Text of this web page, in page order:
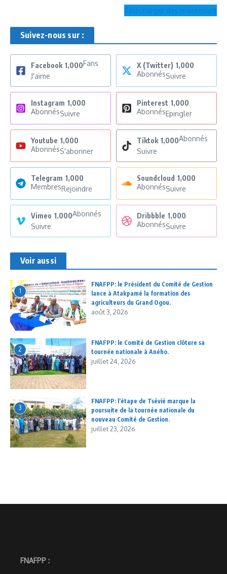
Télécharger dès maintenant
Suivez-nous sur :
Facebook 1,000Fans
J'aime
X (Twitter) 1,000
AbonnésSuivre
Instagram 1,000
AbonnésSuivre
Pinterest 1,000
AbonnésEpingler
Youtube 1,000
AbonnésS'abonner
Tiktok 1,000Abonnés
Suivre
Telegram 1,000
MembresRejoindre
Soundcloud 1,000
AbonnésSuivre
Vimeo 1,000Abonnés
Suivre
Dribbble 1,000
AbonnésSuivre
Voir aussi
1
FNAFPP: le Président du Comité de Gestion
lance à Atakpamé la formation des
agriculteurs du Grand Ogou.
août 3, 2026
2
FNAFPP: le Comité de Gestion clôture sa
tournée nationale à Aného.
juillet 24, 2026
3
FNAFPP: l’étape de Tsévié marque la
poursuite de la tournée nationale du
nouveau Comité de Gestion.
juillet 23, 2026
FNAFPP :